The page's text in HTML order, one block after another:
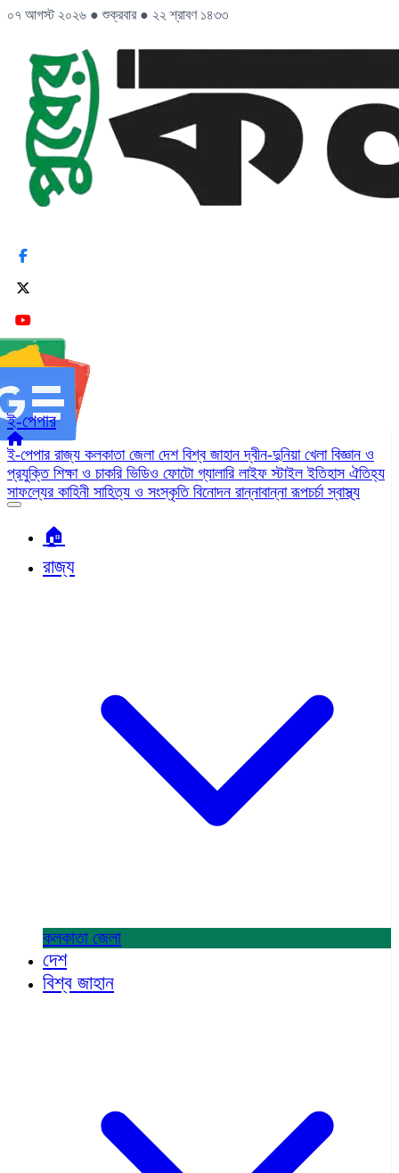
০৭ আগস্ট ২০২৬ ● শুক্রবার ● ২২ শ্রাবণ ১৪৩৩
ই-পেপার
ই-পেপার রাজ্য কলকাতা জেলা দেশ বিশ্ব জাহানদ্বীন-দুনিয়া খেলা বিজ্ঞান ও
প্রযুক্তি শিক্ষা ও চাকরি ভিডিও ফোটো গ্যালারি লাইফ স্টাইলইতিহাস ঐতিহ্য
সাফল্যের কাহিনী সাহিত্য ও সংস্কৃতি বিনোদন রান্নাবান্নারূপচর্চাস্বাস্থ্য
🏠︎
রাজ্য
কলকাতা জেলা
দেশ
বিশ্ব জাহান